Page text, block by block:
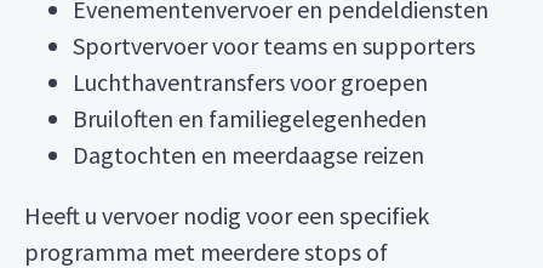
Evenementenvervoer en pendeldiensten
Sportvervoer voor teams en supporters
Luchthaventransfers voor groepen
Bruiloften en familiegelegenheden
Dagtochten en meerdaagse reizen
Heeft u vervoer nodig voor een specifiek
programma met meerdere stops of